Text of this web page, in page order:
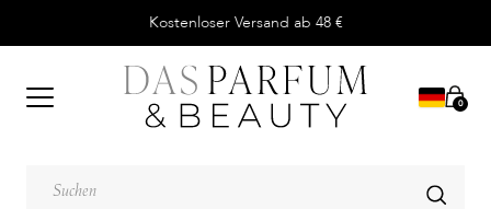
Kostenloser Versand ab 48 €
0